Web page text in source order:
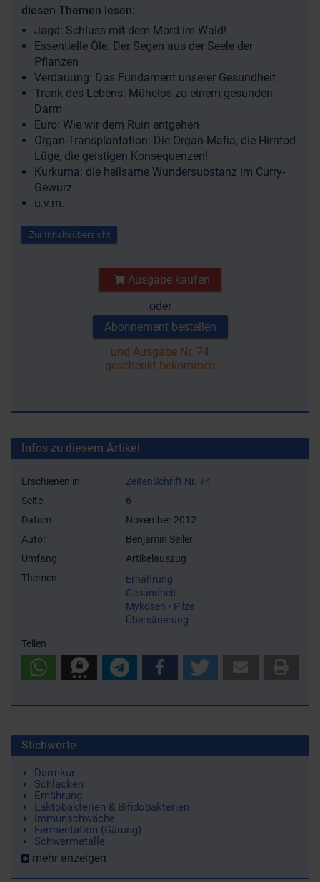
diesen Themen lesen:
Jagd: Schluss mit dem Mord im Wald!
Essentielle Öle: Der Segen aus der Seele der
Pflanzen
Verdauung: Das Fundament unserer Gesundheit
Trank des Lebens: Mühelos zu einem gesunden
Darm
Euro: Wie wir dem Ruin entgehen
Organ-Transplantation: Die Organ-Mafia, die Hirntod-
Lüge, die geistigen Konsequenzen!
Kurkuma: die heilsame Wundersubstanz im Curry-
Gewürz
u.v.m.
Zur Inhaltsübersicht
Ausgabe kaufen
oder
Abonnement bestellen
und Ausgabe Nr. 74
geschenkt bekommen
Infos zu diesem Artikel
Erschienen in
ZeitenSchrift Nr. 74
Seite
6
Datum
November 2012
Autor
Benjamin Seiler
Umfang
Artikelauszug
Themen
Ernährung
Gesundheit
Mykosen • Pilze
Übersäuerung
Teilen
Stichworte
Darmkur
Schlacken
Ernährung
Laktobakterien & Bifidobakterien
Immunschwäche
Fermentation (Gärung)
Schwermetalle
mehr anzeigen